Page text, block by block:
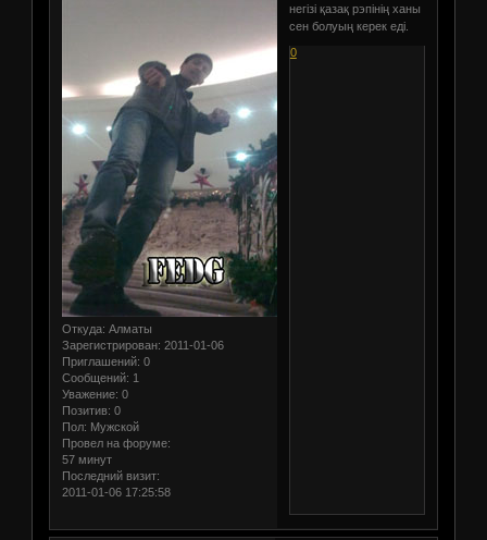
Откуда: Алматы
Зарегистрирован: 2011-01-06
Приглашений: 0
Сообщений: 1
Уважение: 0
Позитив: 0
Пол: Мужской
Провел на форуме:
57 минут
Последний визит:
2011-01-06 17:25:58
негізі қазақ рэпінің ханы
сен болуың керек еді.
0